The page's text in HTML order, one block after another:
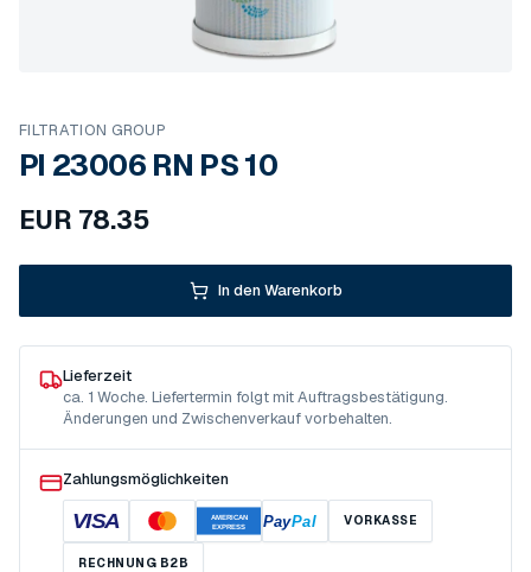
FILTRATION GROUP
PI 23006 RN PS 10
EUR 78.35
In den Warenkorb
Lieferzeit
ca. 1 Woche. Liefertermin folgt mit Auftragsbestätigung.
Änderungen und Zwischenverkauf vorbehalten.
Zahlungsmöglichkeiten
VISA
AMERICAN
EXPRESS
PayPal VORKASSE
RECHNUNG B2B